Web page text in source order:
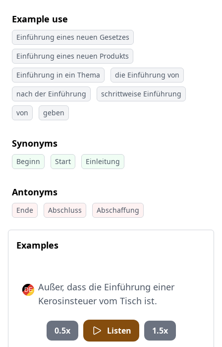
Example use
Einführung eines neuen Gesetzes
Einführung eines neuen Produkts
Einführung in ein Thema
die Einführung von
nach der Einführung
schrittweise Einführung
von
geben
Synonyms
Beginn Start Einleitung
Antonyms
Ende Abschluss Abschaffung
Examples
Außer, dass die Einführung einer
Kerosinsteuer vom Tisch ist.
0.5x Listen 1.5x